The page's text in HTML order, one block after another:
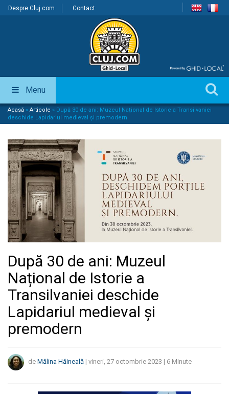
Despre Cluj.com Contact
Menu
Acasă » Articole » După 30 de ani: Muzeul Național de Istorie a Transilvaniei
deschide Lapidariul medieval și premodern
După 30 de ani: Muzeul
Național de Istorie a
Transilvaniei deschide
Lapidariul medieval și
premodern
de Mălina Hăineală | vineri, 27 octombrie 2023 | 6 Minute